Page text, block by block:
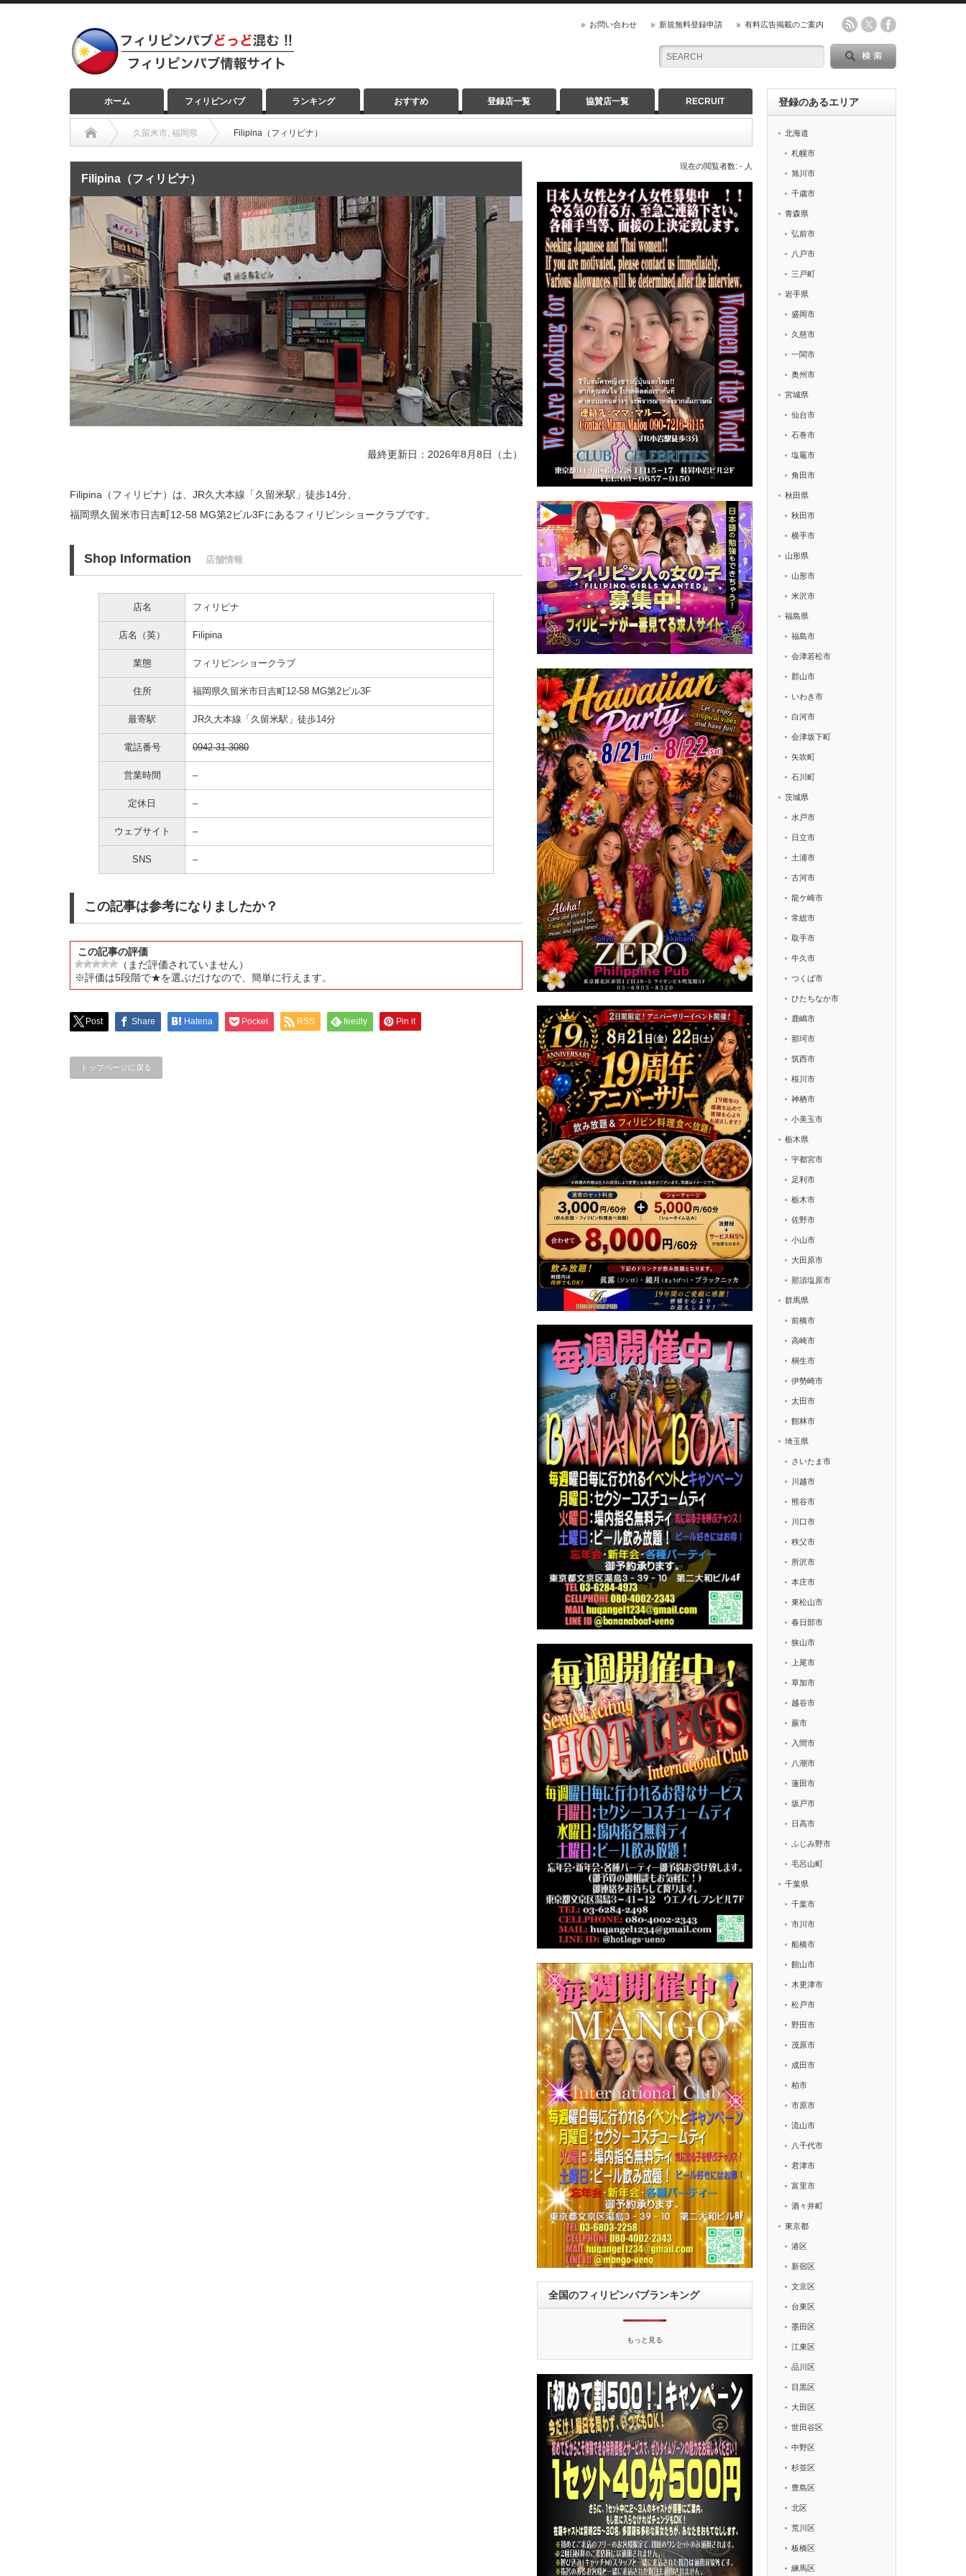
お問い合わせ 新規無料登録申請 有料広告掲載のご案内
ホーム フィリピンパブ ランキング おすすめ 登録店一覧 協賛店一覧 RECRUIT
久留米市, 福岡県 Filipina（フィリピナ）
Filipina（フィリピナ）
最終更新日：2026年8月8日（土）
Filipina（フィリピナ）は、JR久大本線「久留米駅」徒歩14分、
福岡県久留米市日吉町12-58 MG第2ビル3Fにあるフィリピンショークラブです。
Shop Information 店舗情報
店名 フィリピナ
店名（英） Filipina
業態 フィリピンショークラブ
住所 福岡県久留米市日吉町12-58 MG第2ビル3F
最寄駅 JR久大本線「久留米駅」徒歩14分
電話番号 0942-31-3080
営業時間 –
定休日 –
ウェブサイト –
SNS –
この記事は参考になりましたか？
この記事の評価
（まだ評価されていません）
※評価は5段階で★を選ぶだけなので、簡単に行えます。
Post Share Hatena Pocket RSS feedly Pin it
トップページに戻る
現在の閲覧者数: - 人
全国のフィリピンパブランキング
もっと見る
登録のあるエリア
北海道
札幌市
旭川市
千歳市
青森県
弘前市
八戸市
三戸町
岩手県
盛岡市
久慈市
一関市
奥州市
宮城県
仙台市
石巻市
塩竈市
角田市
秋田県
秋田市
横手市
山形県
山形市
米沢市
福島県
福島市
会津若松市
郡山市
いわき市
白河市
会津坂下町
矢吹町
石川町
茨城県
水戸市
日立市
土浦市
古河市
龍ケ崎市
常総市
取手市
牛久市
つくば市
ひたちなか市
鹿嶋市
那珂市
筑西市
桜川市
神栖市
小美玉市
栃木県
宇都宮市
足利市
栃木市
佐野市
小山市
大田原市
那須塩原市
群馬県
前橋市
高崎市
桐生市
伊勢崎市
太田市
館林市
埼玉県
さいたま市
川越市
熊谷市
川口市
秩父市
所沢市
本庄市
東松山市
春日部市
狭山市
上尾市
草加市
越谷市
蕨市
入間市
八潮市
蓮田市
坂戸市
日高市
ふじみ野市
毛呂山町
千葉県
千葉市
市川市
船橋市
館山市
木更津市
松戸市
野田市
茂原市
成田市
柏市
市原市
流山市
八千代市
君津市
富里市
酒々井町
東京都
港区
新宿区
文京区
台東区
墨田区
江東区
品川区
目黒区
大田区
世田谷区
中野区
杉並区
豊島区
北区
荒川区
板橋区
練馬区